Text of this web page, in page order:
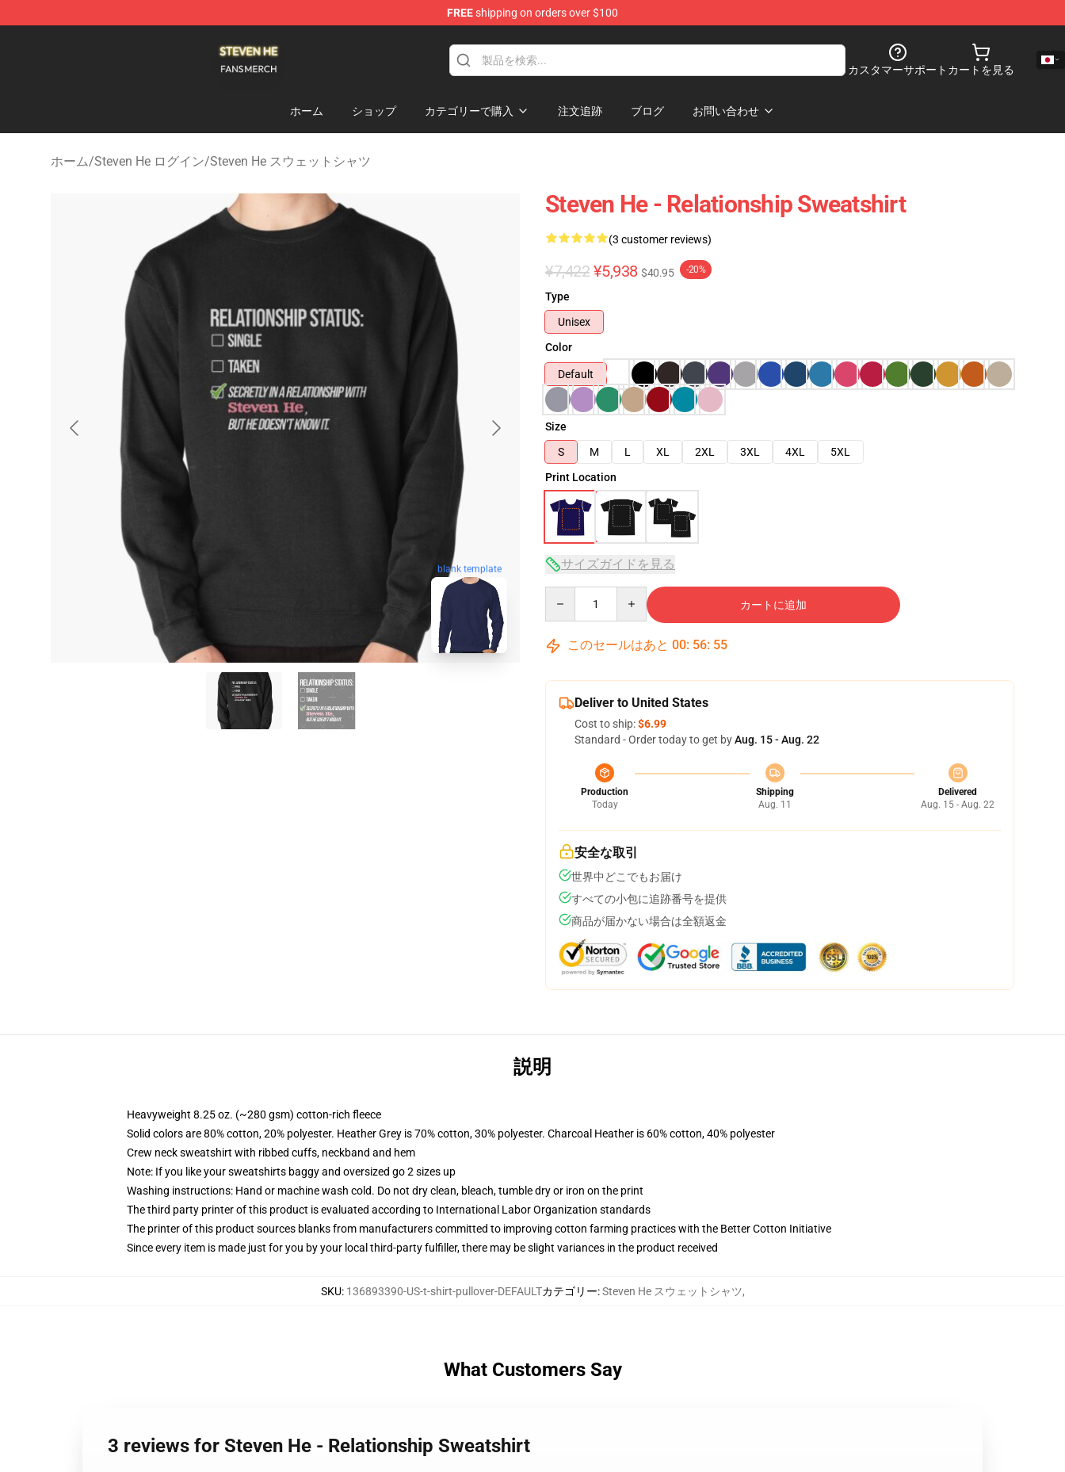
FREEshipping on orders over $100
カスタマーサポート カートを見る
ホーム ショップ カテゴリーで購入 注文追跡 ブログ お問い合わせ
ホーム/Steven He ログイン/Steven He スウェットシャツ
blank template
Steven He - Relationship Sweatshirt
(3 customer reviews)
¥7,422 ¥5,938 $40.95 -20%
Type
Unisex
Color
Default
Size
S
M L XL 2XL 3XL 4XL
5XL
Print Location
サイズガイドを見る
カートに追加
このセールはあと 00: 56: 54
Deliver to United States
Cost to ship:$6.99
Standard - Order today to get byAug. 15 - Aug. 22
Production
Today
Shipping
Aug. 11
Delivered
Aug. 15 - Aug. 22
安全な取引
世界中どこでもお届け
すべての小包に追跡番号を提供
商品が届かない場合は全額返金
説明
Heavyweight 8.25 oz. (~280 gsm) cotton-rich fleece
Solid colors are 80% cotton, 20% polyester. Heather Grey is 70% cotton, 30% polyester. Charcoal Heather is 60% cotton, 40% polyester
Crew neck sweatshirt with ribbed cuffs, neckband and hem
Note: If you like your sweatshirts baggy and oversized go 2 sizes up
Washing instructions: Hand or machine wash cold. Do not dry clean, bleach, tumble dry or iron on the print
The third party printer of this product is evaluated according to International Labor Organization standards
The printer of this product sources blanks from manufacturers committed to improving cotton farming practices with the Better Cotton Initiative
Since every item is made just for you by your local third-party fulfiller, there may be slight variances in the product received
SKU: 136893390-US-t-shirt-pullover-DEFAULTカテゴリー:Steven He スウェットシャツ,
What Customers Say
3 reviews for Steven He - Relationship Sweatshirt